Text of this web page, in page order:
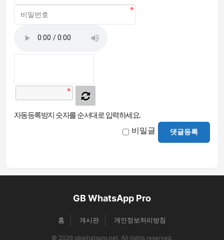
자동등록방지 숫자를 순서대로 입력하세요.
비밀글 댓글등록
GB WhatsApp Pro
홈 게시판 개인정보처리방침
© 2026 gbwhatspro.net. All rights reserved.